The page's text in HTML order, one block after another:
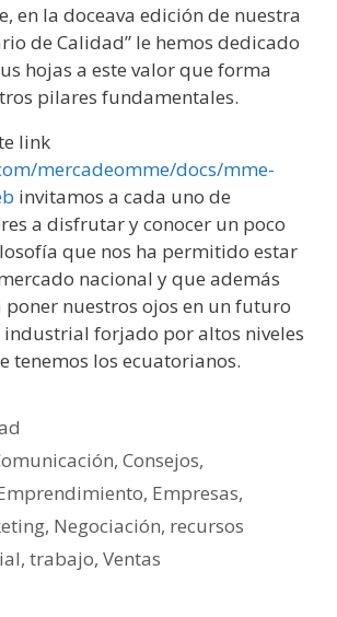
en la doceava edición de nuestra
de Calidad” le hemos dedicado
hojas a este valor que forma
pilares fundamentales.
link
mercadeomme/docs/mme-
invitamos a cada uno de
a disfrutar y conocer un poco
que nos ha permitido estar
nacional y que además
poner nuestros ojos en un futuro
forjado por altos niveles
tenemos los ecuatorianos.
,Consejos,
, Empresas,
, Negociación, recursos
, trabajo, Ventas